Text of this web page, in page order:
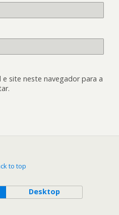
site neste navegador para a
to top
Desktop